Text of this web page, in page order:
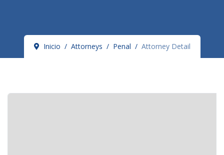
Inicio Attorneys Penal Attorney Detail